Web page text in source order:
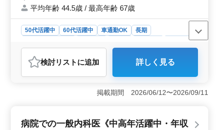
平均年齢 44.5歳 / 最高年齢 67歳
50代活躍中 60代活躍中 車通勤OK
長期
派遣社員
おすすめポイント
＜ベテランの経験を活かせる介護施設での調理業務＞
この求人は、中高年のベテラン層が活躍する介護施設で
の調理職員の募集です。主な業務内容には、下処理や調
は、利用者の健康状態や嗜好に合わせたメニューの提供
検討リスト に追加 詳しく見る
掲載期間 2026/06/12〜2026/09/11
病院での一般内科医《中高年活躍中・年収